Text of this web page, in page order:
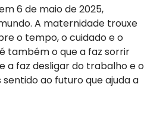
6 de maio de 2025,
A maternidade trouxe
o tempo, o cuidado e o
também o que a faz sorrir
a faz desligar do trabalho e o
sentido ao futuro que ajuda a